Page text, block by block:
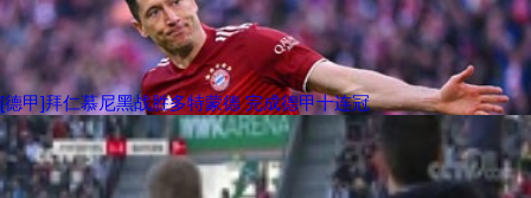
[德甲]拜仁慕尼黑战胜多特蒙德 完成德甲十连冠